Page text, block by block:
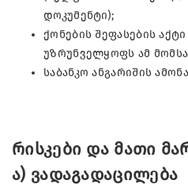
დოკუმენტი);
ქონების შეფასების
უზრუნველყოფს ამ
საბანკო ანგარიშის
რისკები და მათი
ა) ვადაგადაცილება